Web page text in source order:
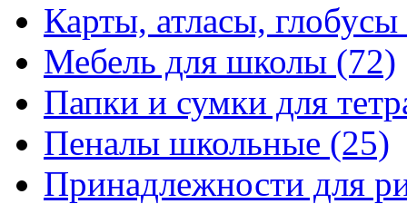
Карты, атласы, глобусы
Мебель для школы (72)
Папки и сумки для
Пеналы школьные (25)
Принадлежности для